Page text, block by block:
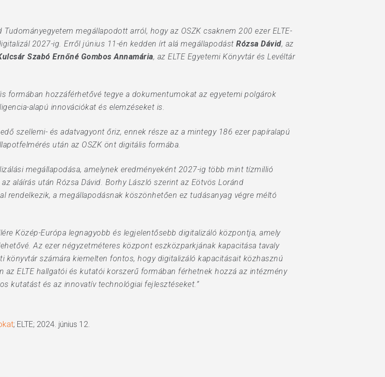
megállapodott arról, hogy az OSZK csaknem 200 ezer ELTE-
2027-ig. Erről június 11-én kedden írt alá megállapodást Rózsa Dávid, az
Szabó Ernőné Gombos Annamária, az ELTE Egyetemi Könyvtár és Levéltár
formában hozzáférhetővé tegye a dokumentumokat az egyetemi polgárok
alapú innovációkat és elemzéseket is.
szellemi- és adatvagyont őriz, ennek része az a mintegy 186 ezer papíralapú
után az OSZK önt digitális formába.
megállapodása, amelynek eredményeként 2027-ig több mint tízmillió
aláírás után Rózsa Dávid. Borhy László szerint az Eötvös Loránd
rendelkezik, a megállapodásnak köszönhetően ez tudásanyag végre méltó
Közép-Európa legnagyobb és legjelentősebb digitalizáló központja, amely
Az ezer négyzetméteres központ eszközparkjának kapacitása tavaly
könyvtár számára kiemelten fontos, hogy digitalizáló kapacitásait közhasznú
ELTE hallgatói és kutatói korszerű formában férhetnek hozzá az intézmény
kutatást és az innovatív technológiai fejlesztéseket.”
; ELTE; 2024. június 12.